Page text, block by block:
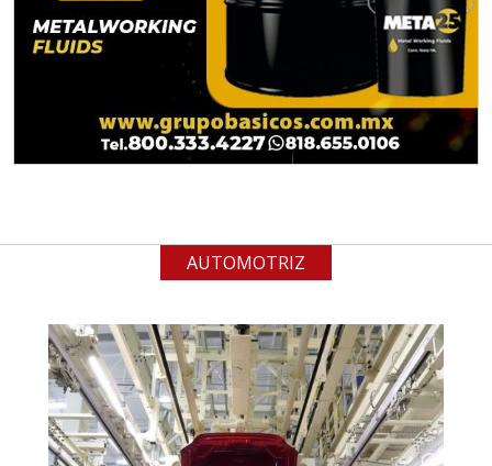
Para vehículos eléctricos.
Requisitos: Garantizar composición
química y origen adecuados
(especialmente para grafito) y
contar con sistemas de calidad y
gestión ambiental.
Requiere:
ALAMBRE DE INCONEL
Especificaciones:
Requisitos: Garantizar composición
AUTOMOTRIZ